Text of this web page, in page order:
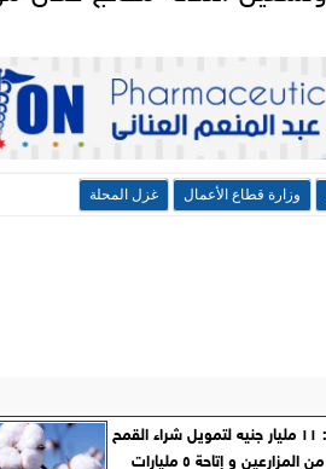
وزارة قطاع الأعمال غزل المحلة
المالية : ١١ مليار جنيه لتمويل شراء القمح
المحلى من المزارعين و إتاحة ٥ مليارات